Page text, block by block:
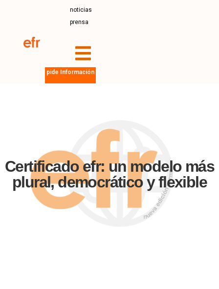
noticias
prensa
pide Información
Certificado efr: un modelo más
plural, democrático y flexible